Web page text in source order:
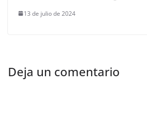
13 de julio de 2024
Deja un comentario